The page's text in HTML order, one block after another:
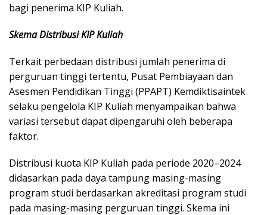
bagi penerima KIP Kuliah.
Skema Distribusi KIP Kuliah
Terkait perbedaan distribusi jumlah penerima di
perguruan tinggi tertentu, Pusat Pembiayaan dan
Asesmen Pendidikan Tinggi (PPAPT) Kemdiktisaintek
selaku pengelola KIP Kuliah menyampaikan bahwa
variasi tersebut dapat dipengaruhi oleh beberapa
faktor.
Distribusi kuota KIP Kuliah pada periode 2020–2024
didasarkan pada daya tampung masing-masing
program studi berdasarkan akreditasi program studi
pada masing-masing perguruan tinggi. Skema ini